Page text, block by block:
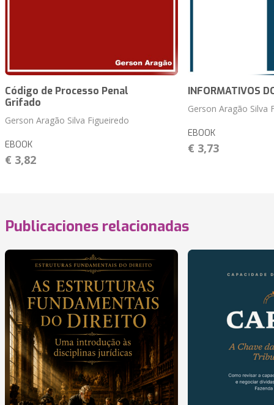
Código de Processo Penal
Grifado
Gerson Aragão Silva Figueiredo
EBOOK
€ 3,82
INFORMATIVOS
Gerson Aragão Silva
EBOOK
€ 3,73
Publicaciones relacionadas